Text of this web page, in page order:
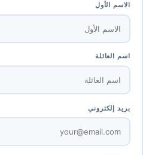
الاسم الأول
اسم العائلة
بريد إلكتروني